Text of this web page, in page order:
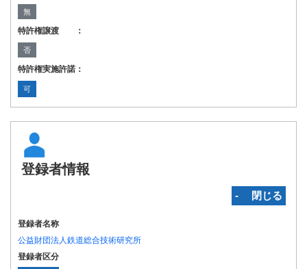
無
特許権譲渡 ：
否
特許権実施許諾：
可
登録者情報
‐ 閉じる
登録者名称
公益財団法人鉄道総合技術研究所
登録者区分